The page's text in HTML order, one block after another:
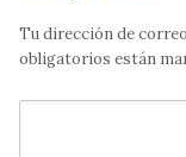
Tu dirección de
obligatorios están